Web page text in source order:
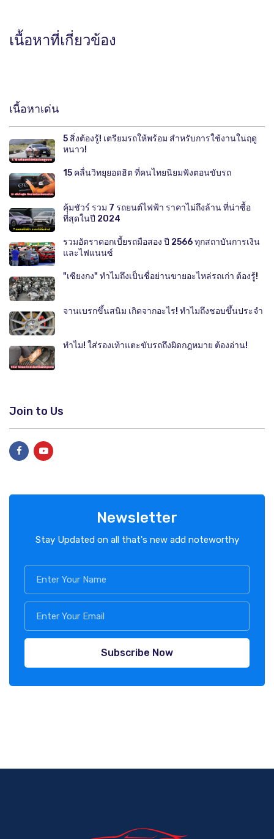
เนื้อหาที่เกี่ยวข้อง
เนื้อหาเด่น
5 สิ่งต้องรู้! เตรียมรถให้พร้อม สำหรับการใช้งานในฤดู
หนาว!
15 คลื่นวิทยุยอดฮิต ที่คนไทยนิยมฟังตอนขับรถ
คุ้มชัวร์ รวม 7 รถยนต์ไฟฟ้า ราคาไม่ถึงล้าน ที่น่าซื้อ
ที่สุดในปี 2024
รวมอัตราดอกเบี้ยรถมือสอง ปี 2566 ทุกสถาบันการเงิน
และไฟแนนซ์
"เซียงกง" ทำไมถึงเป็นชื่อย่านขายอะไหล่รถเก่า ต้องรู้!
จานเบรกขึ้นสนิม เกิดจากอะไร! ทำไมถึงชอบขึ้นประจำ
ทำไม! ใส่รองเท้าแตะขับรถถึงผิดกฎหมาย ต้องอ่าน!
Join to Us
Newsletter
Stay Updated on all that's new add noteworthy
Subscribe Now